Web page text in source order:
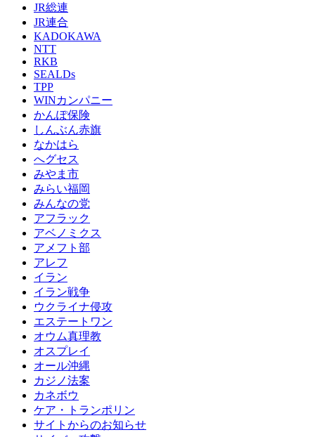
JR総連
JR連合
KADOKAWA
NTT
RKB
SEALDs
TPP
WINカンパニー
かんぽ保険
しんぶん赤旗
なかはら
へグセス
みやま市
みらい福岡
みんなの党
アフラック
アベノミクス
アメフト部
アレフ
イラン
イラン戦争
ウクライナ侵攻
エステートワン
オウム真理教
オスプレイ
オール沖縄
カジノ法案
カネボウ
ケア・トランポリン
サイトからのお知らせ